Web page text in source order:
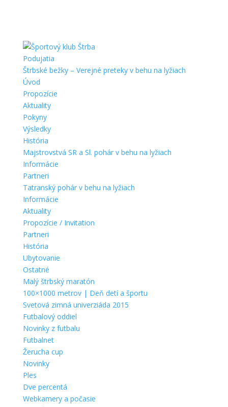
Podujatia
Štrbské bežky – Verejné preteky v behu na lyžiach
Úvod
Propozície
Aktuality
Pokyny
Výsledky
História
Majstrovstvá SR a Sl. pohár v behu na lyžiach
Informácie
Partneri
Tatranský pohár v behu na lyžiach
Informácie
Aktuality
Propozície / Invitation
Partneri
História
Ubytovanie
Ostatné
Malý štrbský maratón
100×1000 metrov | Deň detí a športu
Svetová zimná univerziáda 2015
Futbalový oddiel
Novinky z futbalu
Futbalnet
Žerucha cup
Novinky
Ples
Dve percentá
Webkamery a počasie